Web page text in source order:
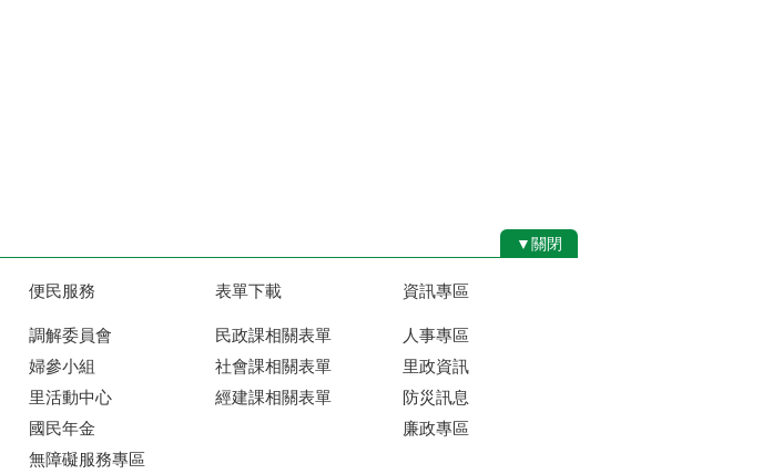
▼關閉
便民服務
調解委員會
婦參小組
里活動中心
國民年金
無障礙服務專區
表單下載
民政課相關表單
社會課相關表單
經建課相關表單
資訊專區
人事專區
里政資訊
防災訊息
廉政專區